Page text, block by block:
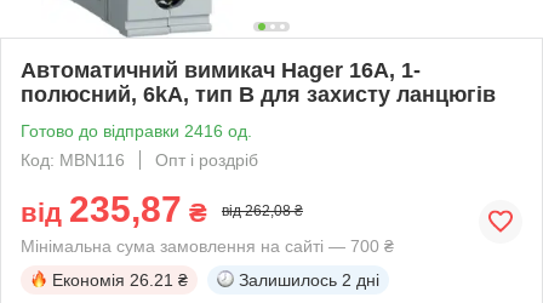
Автоматичний вимикач Hager 16А, 1-
полюсний, 6kA, тип B для захисту ланцюгів
Готово до відправки 2416 од.
Код: MBN116
Опт і роздріб
від 235,87 ₴ від 262,08 ₴
Мінімальна сума замовлення на сайті — 700 ₴
Економія 26.21 ₴ Залишилось 2 дні